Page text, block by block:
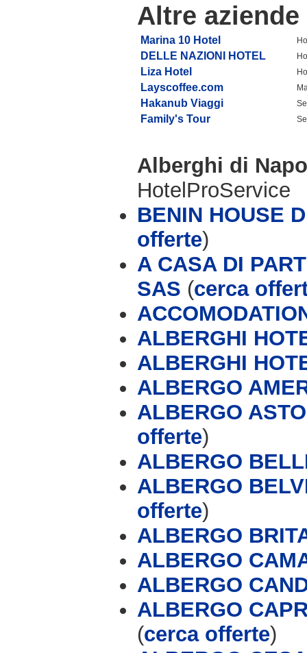
Altre
Marina 10 Hotel
DELLE NAZIONI HOTEL
Liza Hotel
Layscoffee.com
Hakanub Viaggi
Family's Tour
Alberghi di
HotelProService
BENIN HOUSE
offerte)
A CASA DI
SAS (cerca
ALBERGHI
ALBERGHI
ALBERGO
ALBERGO
offerte)
ALBERGO
ALBERGO
offerte)
ALBERGO
ALBERGO
ALBERGO
ALBERGO
(cerca offerte)